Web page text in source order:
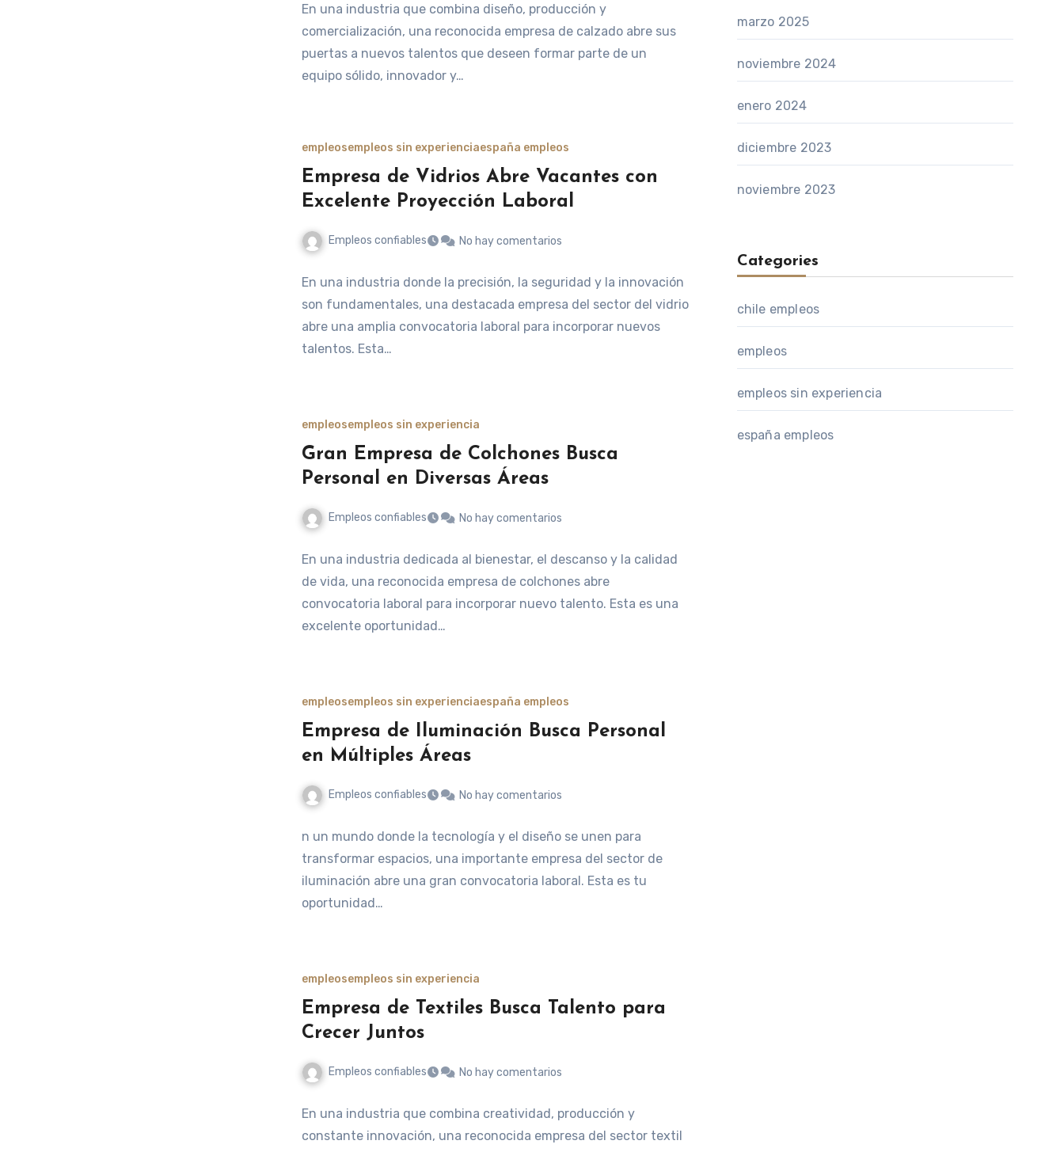
En una industria que combina diseño, producción y
comercialización, una reconocida empresa de calzado abre sus
puertas a nuevos talentos que deseen formar parte de un
equipo sólido, innovador y…
empleosempleos sin experienciaespaña empleos
Empresa de Vidrios Abre Vacantes con
Excelente Proyección Laboral
Empleos confiables No hay comentarios
En una industria donde la precisión, la seguridad y la innovación
son fundamentales, una destacada empresa del sector del vidrio
abre una amplia convocatoria laboral para incorporar nuevos
talentos. Esta…
empleosempleos sin experiencia
Gran Empresa de Colchones Busca
Personal en Diversas Áreas
Empleos confiables No hay comentarios
En una industria dedicada al bienestar, el descanso y la calidad
de vida, una reconocida empresa de colchones abre
convocatoria laboral para incorporar nuevo talento. Esta es una
excelente oportunidad…
empleosempleos sin experienciaespaña empleos
Empresa de Iluminación Busca Personal
en Múltiples Áreas
Empleos confiables No hay comentarios
n un mundo donde la tecnología y el diseño se unen para
transformar espacios, una importante empresa del sector de
iluminación abre una gran convocatoria laboral. Esta es tu
oportunidad…
empleosempleos sin experiencia
Empresa de Textiles Busca Talento para
Crecer Juntos
Empleos confiables No hay comentarios
En una industria que combina creatividad, producción y
constante innovación, una reconocida empresa del sector textil
marzo 2025
noviembre 2024
enero 2024
diciembre 2023
noviembre 2023
Categories
chile empleos
empleos
empleos sin experiencia
españa empleos